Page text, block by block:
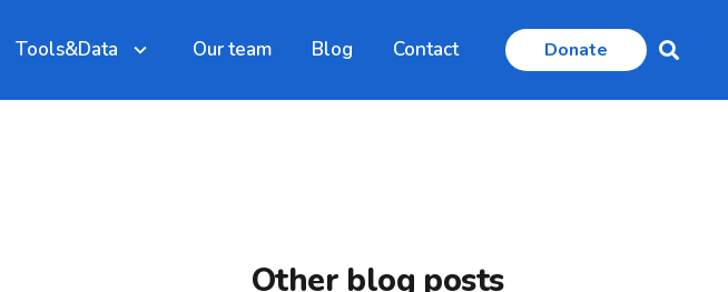
Tools&Data Our team Blog Contact Donate
Other blog posts